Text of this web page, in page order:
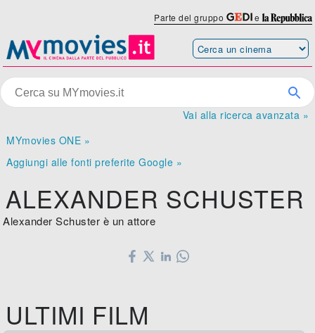
Parte del gruppo e
Vai alla ricerca avanzata »
MYmovies ONE »
Aggiungi alle fonti preferite Google »
ALEXANDER SCHUSTER
Alexander Schuster è un attore
ULTIMI FILM